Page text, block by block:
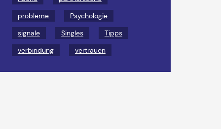
probleme
Psychologie
signale
Singles
Tipps
verbindung
vertrauen